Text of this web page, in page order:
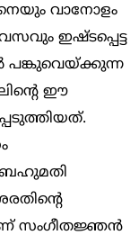
വാനോളം
ഇഷ്ടപ്പെട്ട
പങ്കുവെയ്ക്കുന്ന
ഈ
ബഹുമതി
സംഗീതജ്ഞന്‍